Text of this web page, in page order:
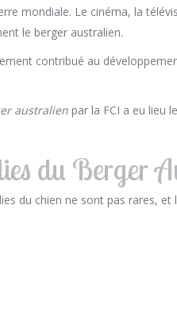
mondiale. Le cinéma, la
le berger australien.
contribué au
australien par la FCI a eu lieu
du Berger
du chien ne sont pas rares, et